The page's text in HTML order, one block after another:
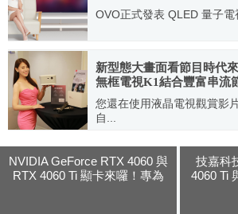
OVO正式發表 QLED 量子電
2021.12.08
新型態大畫面看節目時代
無框電視K1結合豐富串流
您還在使用液晶電視觀賞影
自...
NVIDIA GeForce RTX 4060 與
RTX 4060 Ti 顯卡來囉！專為
技嘉科
4060 Ti